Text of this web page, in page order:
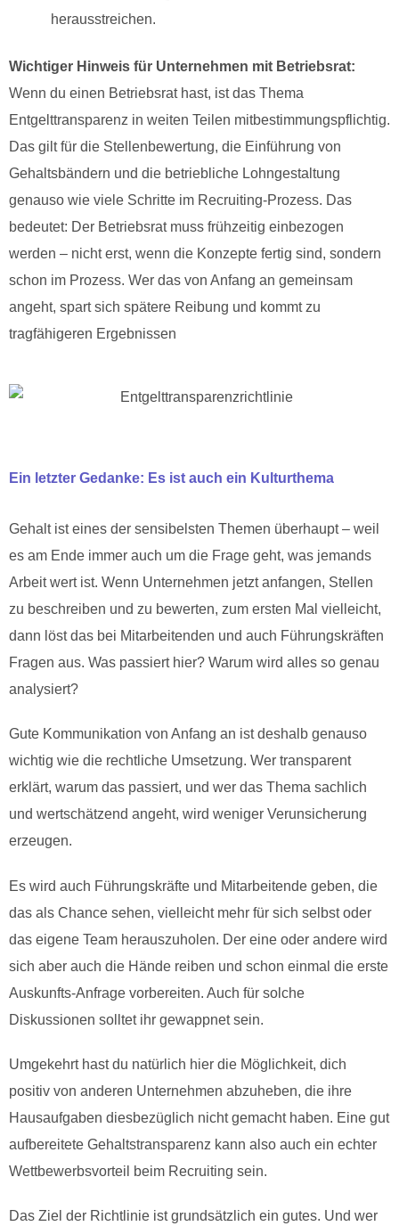
herausstreichen.
Wichtiger Hinweis für Unternehmen mit Betriebsrat:
Wenn du einen Betriebsrat hast, ist das Thema
Entgelttransparenz in weiten Teilen mitbestimmungspflichtig.
Das gilt für die Stellenbewertung, die Einführung von
Gehaltsbändern und die betriebliche Lohngestaltung
genauso wie viele Schritte im Recruiting-Prozess. Das
bedeutet: Der Betriebsrat muss frühzeitig einbezogen
werden – nicht erst, wenn die Konzepte fertig sind, sondern
schon im Prozess. Wer das von Anfang an gemeinsam
angeht, spart sich spätere Reibung und kommt zu
tragfähigeren Ergebnissen
Ein letzter Gedanke: Es ist auch ein Kulturthema
Gehalt ist eines der sensibelsten Themen überhaupt – weil
es am Ende immer auch um die Frage geht, was jemands
Arbeit wert ist. Wenn Unternehmen jetzt anfangen, Stellen
zu beschreiben und zu bewerten, zum ersten Mal vielleicht,
dann löst das bei Mitarbeitenden und auch Führungskräften
Fragen aus. Was passiert hier? Warum wird alles so genau
analysiert?
Gute Kommunikation von Anfang an ist deshalb genauso
wichtig wie die rechtliche Umsetzung. Wer transparent
erklärt, warum das passiert, und wer das Thema sachlich
und wertschätzend angeht, wird weniger Verunsicherung
erzeugen.
Es wird auch Führungskräfte und Mitarbeitende geben, die
das als Chance sehen, vielleicht mehr für sich selbst oder
das eigene Team herauszuholen. Der eine oder andere wird
sich aber auch die Hände reiben und schon einmal die erste
Auskunfts-Anfrage vorbereiten. Auch für solche
Diskussionen solltet ihr gewappnet sein.
Umgekehrt hast du natürlich hier die Möglichkeit, dich
positiv von anderen Unternehmen abzuheben, die ihre
Hausaufgaben diesbezüglich nicht gemacht haben. Eine gut
aufbereitete Gehaltstransparenz kann also auch ein echter
Wettbewerbsvorteil beim Recruiting sein.
Das Ziel der Richtlinie ist grundsätzlich ein gutes. Und wer